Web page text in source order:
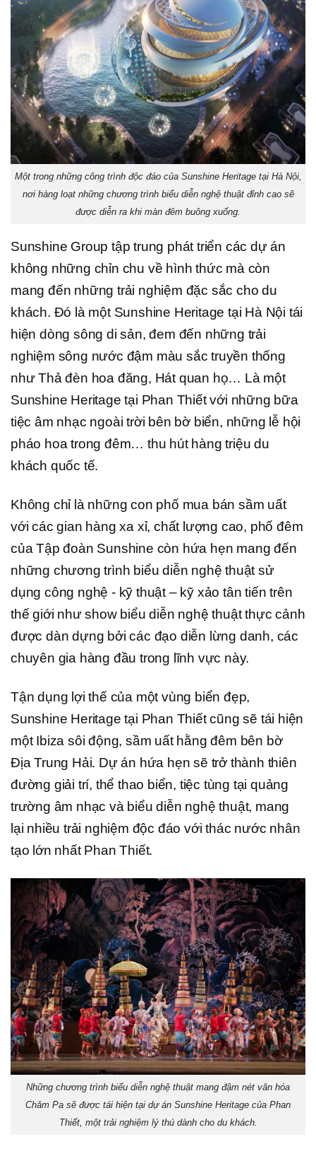
Một trong những công trình độc đáo của Sunshine Heritage tại Hà Nội,
nơi hàng loạt những chương trình biểu diễn nghệ thuật đỉnh cao sẽ
được diễn ra khi màn đêm buông xuống.
Sunshine Group tập trung phát triển các dự án
không những chỉn chu về hình thức mà còn
mang đến những trải nghiệm đặc sắc cho du
khách. Đó là một Sunshine Heritage tại Hà Nội tái
hiện dòng sông di sản, đem đến những trải
nghiệm sông nước đậm màu sắc truyền thống
như Thả đèn hoa đăng, Hát quan họ… Là một
Sunshine Heritage tại Phan Thiết với những bữa
tiệc âm nhạc ngoài trời bên bờ biển, những lễ hội
pháo hoa trong đêm… thu hút hàng triệu du
khách quốc tế.
Không chỉ là những con phố mua bán sầm uất
với các gian hàng xa xỉ, chất lượng cao, phố đêm
của Tập đoàn Sunshine còn hứa hẹn mang đến
những chương trình biểu diễn nghệ thuật sử
dụng công nghệ - kỹ thuật – kỹ xảo tân tiến trên
thế giới như show biểu diễn nghệ thuật thực cảnh
được dàn dựng bởi các đạo diễn lừng danh, các
chuyên gia hàng đầu trong lĩnh vực này.
Tận dụng lợi thế của một vùng biển đẹp,
Sunshine Heritage tại Phan Thiết cũng sẽ tái hiện
một Ibiza sôi động, sầm uất hằng đêm bên bờ
Địa Trung Hải. Dự án hứa hẹn sẽ trở thành thiên
đường giải trí, thể thao biển, tiệc tùng tại quảng
trường âm nhạc và biểu diễn nghệ thuật, mang
lại nhiều trải nghiệm độc đáo với thác nước nhân
tạo lớn nhất Phan Thiết.
Những chương trình biểu diễn nghệ thuật mang đậm nét văn hóa
Chăm Pa sẽ được tái hiện tại dự án Sunshine Heritage của Phan
Thiết, một trải nghiệm lý thú dành cho du khách.